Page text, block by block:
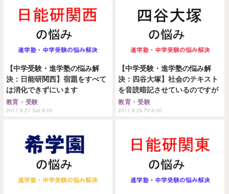
【中学受験・進学塾の悩み解
決：日能研関西】宿題をすべて
は消化できずにいます
教育・受験
2011.8.27 Sat 8:00
【中学受験・進学塾の悩み解
決：四谷大塚】社会のテキスト
を音読暗記させているのですが
教育・受験
2011.8.26 Fri 8:00